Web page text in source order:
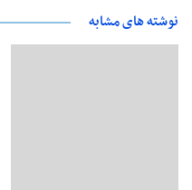
نوشته های مشابه